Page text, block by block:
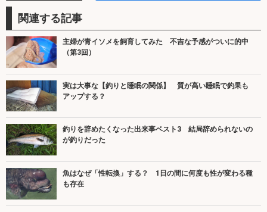
関連する記事
主婦が青イソメを飼育してみた 不吉な予感がついに的中
（第3回）
実は大事な【釣りと睡眠の関係】 質が高い睡眠で釣果も
アップする？
釣りを辞めたくなった出来事ベスト3 結局辞められないの
が釣りだった
魚はなぜ「性転換」する？ 1日の間に何度も性が変わる種
も存在